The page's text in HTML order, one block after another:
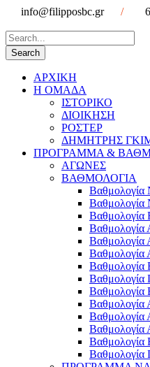
info@filipposbc.gr /
ΑΡΧΙΚΗ
Η ΟΜΑΔΑ
ΙΣΤΟΡΙΚΟ
ΔΙΟΙΚΗΣΗ
ΡΟΣΤΕΡ
ΔΗΜΗΤΡΗΣ
ΠΡΟΓΡΑΜΜΑ &
ΑΓΩΝΕΣ
ΒΑΘΜΟΛΟΓΙΑ
Βαθμολογία
Βαθμολογία
Βαθμολογία
Βαθμολογία
Βαθμολογία
Βαθμολογία
Βαθμολογία
Βαθμολογία
Βαθμολογία
Βαθμολογία
Βαθμολογία
Βαθμολογία
Βαθμολογία
Βαθμολογία